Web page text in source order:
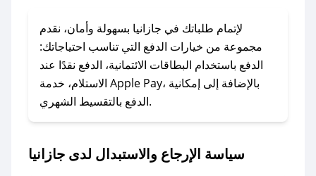
الرسائل الخاصة على تويتر أو البريد الإلكتروني،
وسنقوم بحل المشكلة في أسرع وقت ممكن.
### ماذا أفعل إذا لم أجد كود خصم لمتجري
المفضل؟
في حال عدم توفر كوبونات لمتجرك المفضل، يمكنك
أسرع وقت ممكن.
لإتمام طلباتك في جازانيا بسهولة وأمان، نقدم
مجموعة من خيارات الدفع التي تناسب احتياجاتك:
الدفع باستخدام البطاقات الائتمانية، الدفع نقدًا عند
الاستلام، خدمة Apple Pay، بالإضافة إلى إمكانية
الدفع بالتقسيط الشهري.
سياسة الإرجاع والاستبدال لدى جازانيا